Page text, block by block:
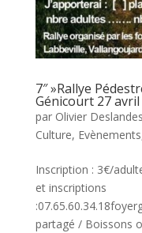
7″ »Rallye
Génicourt 27 avril
par Olivier Deslandes
Culture, Evènements
Inscription : 3€/
et inscriptions
partagé / Boissons